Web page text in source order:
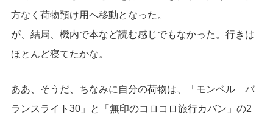
方なく荷物預け用へ移動となった。
が、結局、機内で本など読む感じでもなかった。行きは
ほとんど寝てたかな。
ああ、そうだ、ちなみに自分の荷物は、「モンベル バ
ランスライト30」と「無印のコロコロ旅行カバン」の2